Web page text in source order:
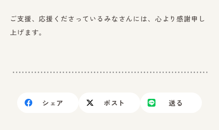
ご支援、応援くださっているみなさんには、心より感謝申し
上げます。
シェア ポスト 送る